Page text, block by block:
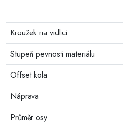
Kroužek na vidlici
Stupeň pevnosti materiálu
Offset kola
Náprava
Průměr osy